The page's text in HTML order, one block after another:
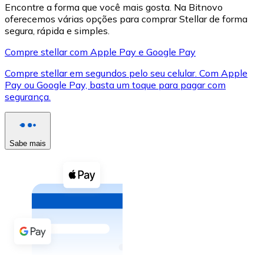
XRP
XRP
Ver tudo
Cupons cripto
Compre criptomoedas com dinheiro e outros
Comprar com dinheiro
Transferência SEPA
Encontre a forma que você mais gosta. Na Bitnovo
oferecemos várias opções para comprar Stellar de forma
segura, rápida e simples.
Compre stellar com Apple Pay e Google Pay
Compre stellar em segundos pelo seu celular. Com Apple
Pay ou Google Pay, basta um toque para pagar com
segurança.
Sabe mais